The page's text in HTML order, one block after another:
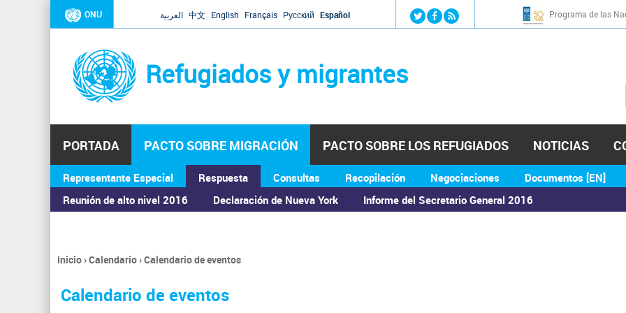
Jump to navigation
ONU العربية 中文 English Français Русский Español Programa de las
Refugiados y migrantes
PORTADA PACTO SOBRE MIGRACIÓN
Representante Especial
Respuesta
Reunión de alto nivel 2016
Declaración de Nueva York Informe del Secretario General 2016
Consultas Recopilación Negociaciones Documentos [EN]
PACTO SOBRE LOS REFUGIADOS NOTICIAS
ASAMBLEA GENERAL
Se
encuentra
usted
Inicio›Calendario›Calendario de eventos
Calendario de eventos